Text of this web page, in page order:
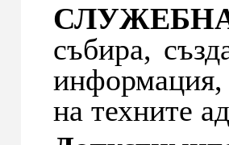
събира,
информация,
на техните